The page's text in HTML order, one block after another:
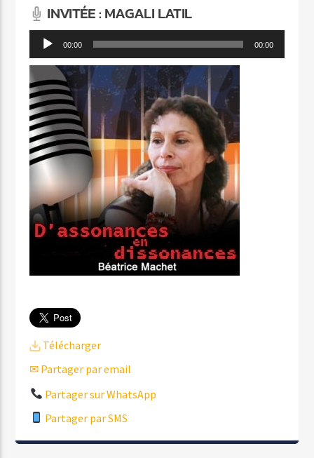
INVITÉE : MAGALI LATIL
Lecteur 00:00 00:00
Télécharger
✉ Partager par email
Partager sur WhatsApp
Partager par SMS